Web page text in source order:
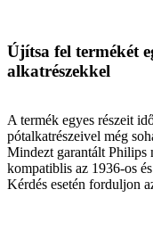
Újítsa fel termékét
alkatrészekkel
A termék egyes részeit
pótalkatrészeivel még
Mindezt garantált Philips
kompatiblis az 1936-os
Kérdés esetén forduljon